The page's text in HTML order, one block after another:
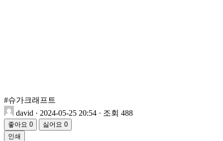
#슈가크래프트
david · 2024-05-25 20:54 · 조회 488
좋아요 0 싫어요 0
인쇄